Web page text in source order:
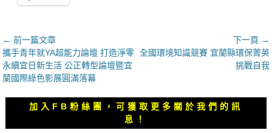
文
章
導
覽
← 前一篇文章
上
一
篇
攜手青年就YA超能力論壇 打造淨零
永續宜日新生活 公正轉型論壇暨宜
蘭國際綠色影展圓滿落幕
下一頁 →
下
章：
全國環境知識競賽 宜蘭縣環保菁英
挑戰自我
加入FB粉絲團，可獲取更多關於我們的訊
息！